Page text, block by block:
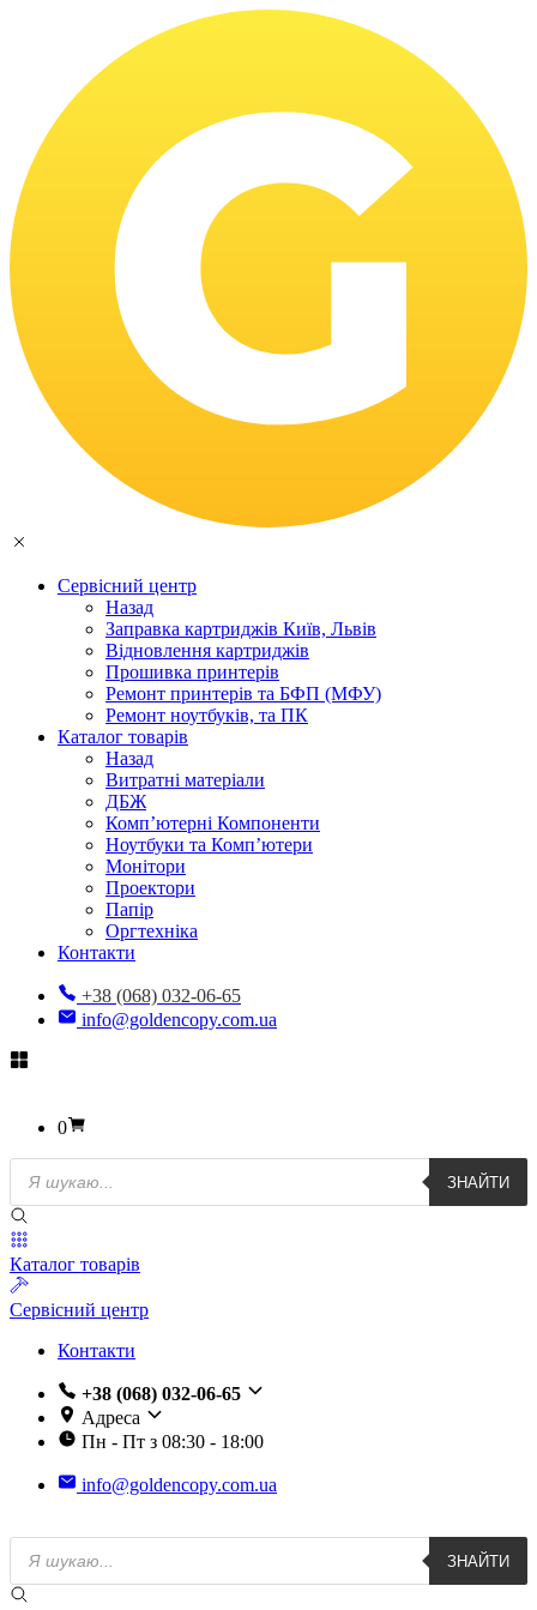
Сервісний центр
Назад
Заправка картриджів Київ, Львів
Відновлення картриджів
Прошивка принтерів
Ремонт принтерів та БФП (МФУ)
Ремонт ноутбуків, та ПК
Каталог товарів
Назад
Витратні матеріали
ДБЖ
Комп’ютерні Компоненти
Ноутбуки та Комп’ютери
Монітори
Проектори
Папір
Оргтехніка
Контакти
+38 (068) 032-06-65
info@goldencopy.com.ua
0
Пошук
товарів
ЗНАЙТИ
Каталог товарів
Сервісний центр
Контакти
+38 (068) 032-06-65
Адреса
Пн - Пт з 08:30 - 18:00
info@goldencopy.com.ua
Пошук
товарів
ЗНАЙТИ